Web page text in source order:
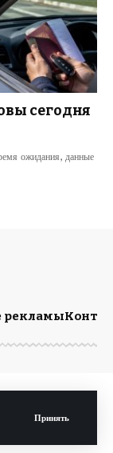
Принять
сегодня
ожидания, данные
рекламы